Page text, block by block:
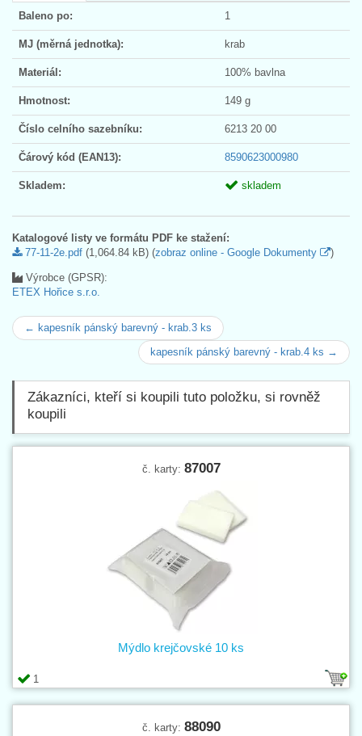
Baleno po: 1
MJ (měrná jednotka): krab
Materiál: 100% bavlna
Hmotnost: 149 g
Číslo celního sazebníku: 6213 20 00
Čárový kód (EAN13): 8590623000980
Skladem: skladem
Katalogové listy ve formátu PDF ke stažení:
77-11-2e.pdf (1,064.84 kB) (zobraz online - Google Dokumenty )
Výrobce (GPSR):
ETEX Hořice s.r.o.
← kapesník pánský barevný - krab.3 ks
kapesník pánský barevný - krab.4 ks →
Zákazníci, kteří si koupili tuto položku, si rovněž
koupili
č. karty: 87007
1
Mýdlo krejčovské 10 ks
č. karty: 88090